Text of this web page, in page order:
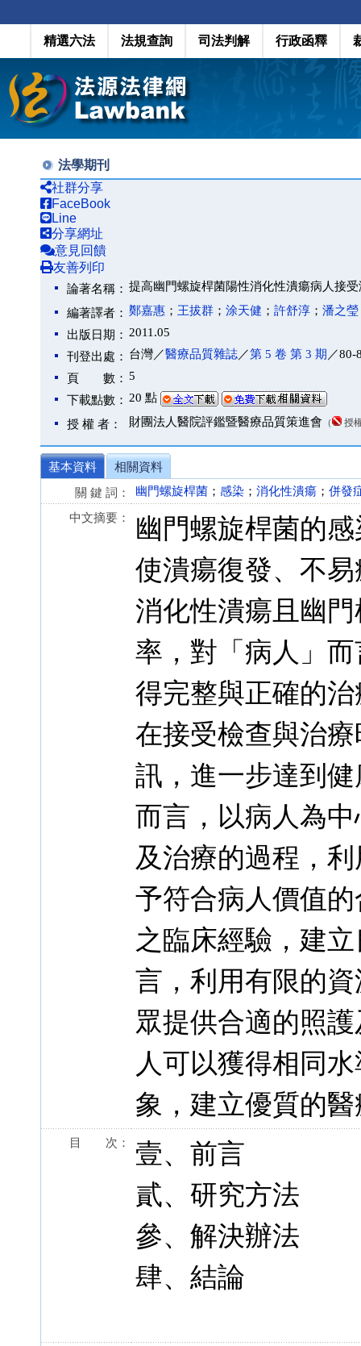
精選六法 法規查詢 司法判解 行政函釋
法學期刊
社群分享
FaceBook
Line
分享網址
意見回饋
友善列印
論著名稱： 提高幽門螺旋桿菌陽性消化性潰瘍病人接
編著譯者： 鄭嘉惠 ； 王拔群 ； 涂天健 ； 許舒淳 ； 潘之瑩
出版日期： 2011.05
刊登出處： 台灣／醫療品質雜誌／第 5 卷 第 3 期 ／80-
頁 數： 5
下載點數： 20 點
授 權 者： 財團法人醫院評鑑暨醫療品質策進會 （ 授
基本資料
相關資料
關 鍵 詞：
幽門螺旋桿菌 ； 感染 ； 消化性潰瘍 ； 併發
中文摘要：
幽門螺旋桿菌的
使潰瘍復發、不
消化性潰瘍且幽
率，對「病人」
得完整與正確的
在接受檢查與治
訊，進一步達到
而言，以病人為
及治療的過程，
予符合病人價值
之臨床經驗，建
言，利用有限的
眾提供合適的照
人可以獲得相同
象，建立優質的
目 次：
壹、前言
貳、研究方法
參、解決辦法
肆、結論